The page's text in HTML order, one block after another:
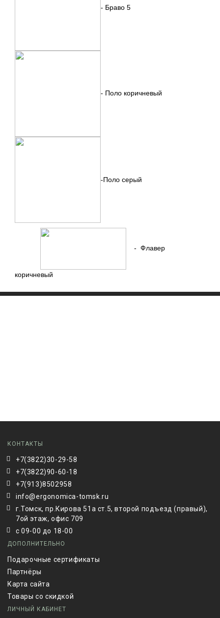
- Браво 5
- Поло коричневый
-Поло серый
- Флавер
коричневый
КОНТАКТЫ
+7(3822)30-29-58
+7(3822)90-60-18
+7(913)8502958
info@ergonomica-tomsk.ru
г.Томск, пр.Кирова 51а ст.5, второй подъезд (правый),
7ой этаж, офис 709
с 09-00 до 18-00
ДОПОЛНИТЕЛЬНО
Подарочные сертификаты
Партнёры
Карта сайта
Товары со скидкой
ЛИЧНЫЙ КАБИНЕТ